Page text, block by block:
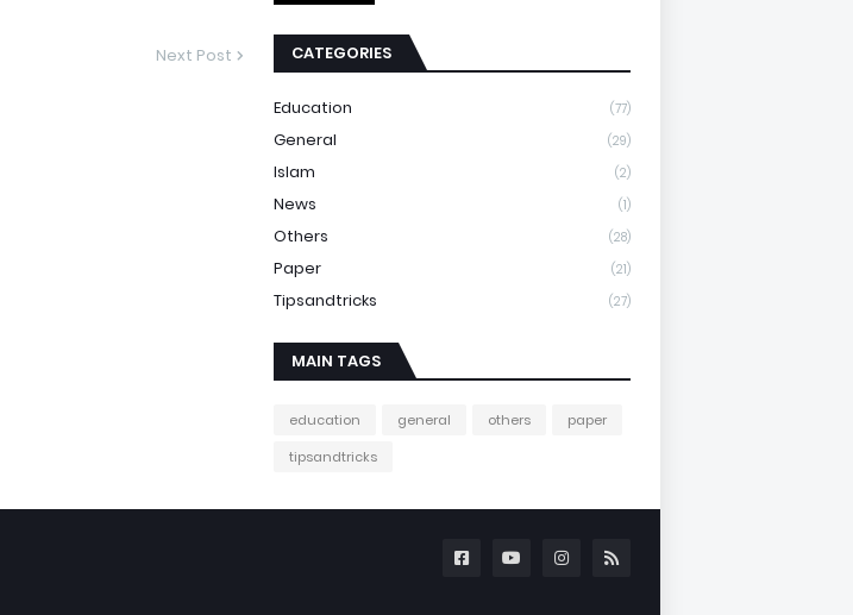
Next Post CATEGORIES
Education (77)
General (29)
Islam (2)
News (1)
Others (28)
Paper (21)
Tipsandtricks (27)
MAIN TAGS
education general others
paper
tipsandtricks